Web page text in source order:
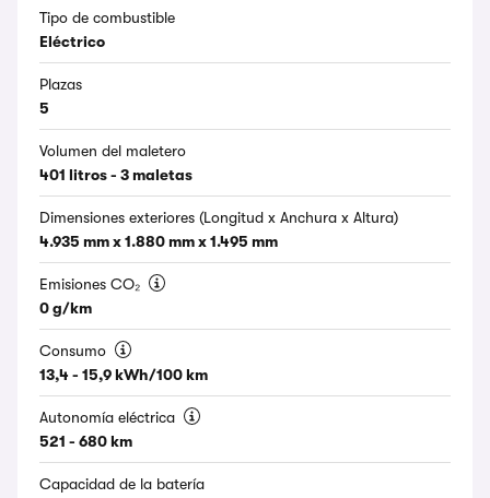
Tipo de combustible
Eléctrico
Plazas
5
Volumen del maletero
401 litros - 3 maletas
Dimensiones exteriores (Longitud x Anchura x Altura)
4.935 mm x 1.880 mm x 1.495 mm
Emisiones CO₂
0 g/km
Consumo
13,4 - 15,9 kWh/100 km
Autonomía eléctrica
521 - 680 km
Capacidad de la batería